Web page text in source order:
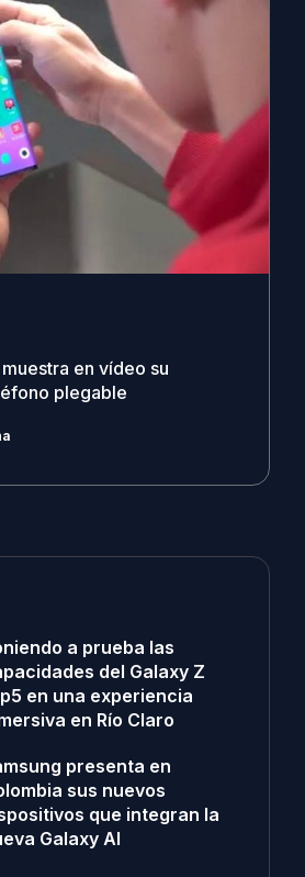
en vídeo su
plegable
a prueba las
del Galaxy Z
en una experiencia
en Río Claro
presenta en
sus nuevos
que integran la
Galaxy AI